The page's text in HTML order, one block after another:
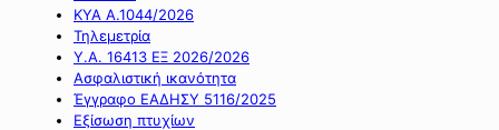
ΚΥΑ Α.1044/2026
Τηλεμετρία
Υ.Α. 16413 ΕΞ 2026/2026
Ασφαλιστική ικανότητα
Έγγραφο ΕΑΔΗΣΥ 5116/2025
Εξίσωση πτυχίων